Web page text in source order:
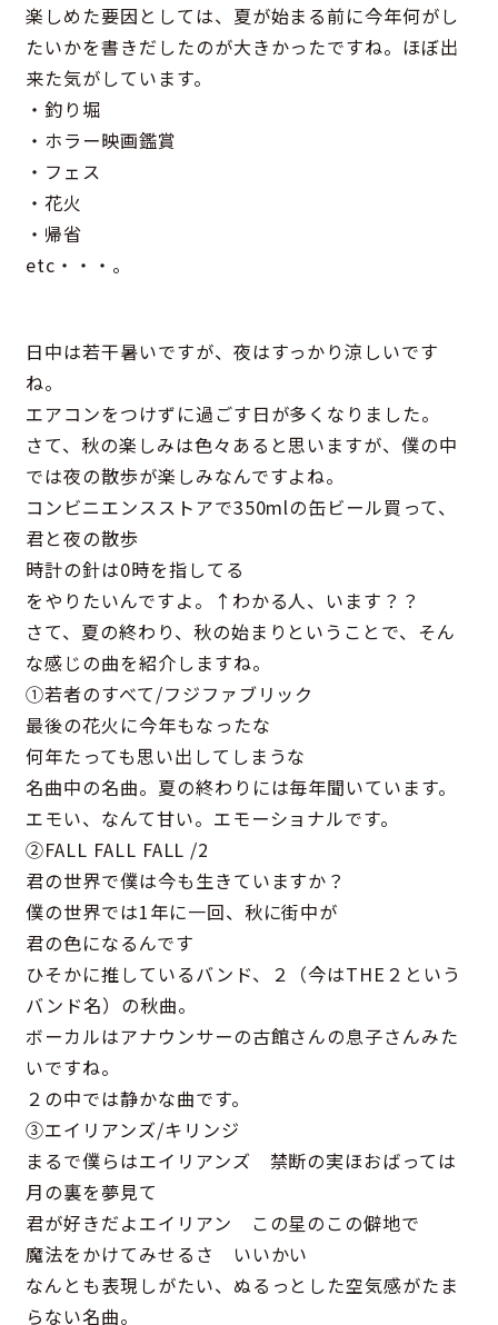
楽しめた要因としては、夏が始まる前に今年何がし
たいかを書きだしたのが大きかったですね。ほぼ出
来た気がしています。
・釣り堀
・ホラー映画鑑賞
・フェス
・花火
・帰省
etc・・・。
日中は若干暑いですが、夜はすっかり涼しいです
ね。
エアコンをつけずに過ごす日が多くなりました。
さて、秋の楽しみは色々あると思いますが、僕の中
では夜の散歩が楽しみなんですよね。
コンビニエンスストアで350mlの缶ビール買って、
君と夜の散歩
時計の針は0時を指してる
をやりたいんですよ。↑わかる人、います？？
さて、夏の終わり、秋の始まりということで、そん
な感じの曲を紹介しますね。
①若者のすべて/フジファブリック
最後の花火に今年もなったな
何年たっても思い出してしまうな
名曲中の名曲。夏の終わりには毎年聞いています。
エモい、なんて甘い。エモーショナルです。
②FALL FALL FALL /2
君の世界で僕は今も生きていますか？
僕の世界では1年に一回、秋に街中が
君の色になるんです
ひそかに推しているバンド、２（今はTHE２という
バンド名）の秋曲。
ボーカルはアナウンサーの古館さんの息子さんみた
いですね。
２の中では静かな曲です。
③エイリアンズ/キリンジ
まるで僕らはエイリアンズ 禁断の実ほおばっては
月の裏を夢見て
君が好きだよエイリアン この星のこの僻地で
魔法をかけてみせるさ いいかい
なんとも表現しがたい、ぬるっとした空気感がたま
らない名曲。